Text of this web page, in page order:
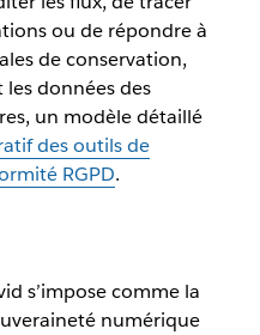
ou de répondre à
de conservation,
données des
un modèle détaillé
des outils de
RGPD.
s’impose comme la
numérique